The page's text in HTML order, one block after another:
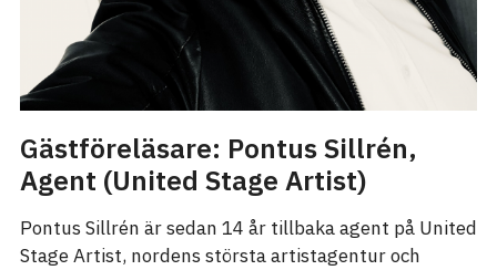
Gästföreläsare: Pontus Sillrén,
Agent (United Stage Artist)
Pontus Sillrén är sedan 14 år tillbaka agent på United
Stage Artist, nordens största artistagentur och